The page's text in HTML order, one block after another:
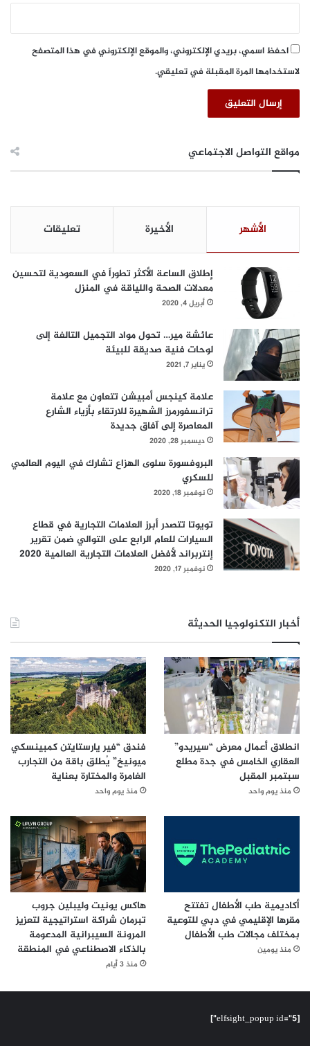
"
ك
و
ف
د
9
"
احفظ اسمي، بريدي الإلكتروني، والموقع الإلكتروني في هذا المتصفح
لاستخدامها المرة المقبلة في تعليقي.
مواقع التواصل الاجتماعي
الأشهر الأخيرة تعليقات
إطلاق الساعة الأكثر تطوراً في السعودية لتحسين
معدلات الصحة واللياقة في المنزل
أبريل 4, 2020
عائشة مير… تحول مواد التجميل التالفة إلى
لوحات فنية صديقة للبيئة
يناير 7, 2021
علامة كينجس أمبيشن تتعاون مع علامة
ترانسفورمرز الشهيرة للارتقاء بأزياء الشارع
المعاصرة إلى آفاق جديدة
ديسمبر 28, 2020
البروفسورة سلوى الهزاع تشارك في اليوم العالمي
للسكري
نوفمبر 18, 2020
تويوتا تتصدر أبرز العلامات التجارية في قطاع
السيارات للعام الرابع على التوالي ضمن تقرير
إنتربراند لأفضل العلامات التجارية العالمية 2020
نوفمبر 17, 2020
أخبار التكنولوجيا الحديثة
انطلاق أعمال معرض “سيريدو”
العقاري الخامس في جدة مطلع
سبتمبر المقبل
منذ يوم واحد
فندق “فير يارستايتن كمبينسكي
ميونيخ” يُطلق باقة من التجارب
الغامرة والمختارة بعناية
منذ يوم واحد
أكاديمية طب الأطفال تفتتح
مقرها الإقليمي في دبي للتوعية
بمختلف مجالات طب الأطفال
منذ يومين
هاكس يونيت وليبلين جروب
تبرمان شراكة استراتيجية لتعزيز
المرونة السيبرانية المدعومة
بالذكاء الاصطناعي في المنطقة
منذ 3 أيام
[elfsight_popup id="5"]